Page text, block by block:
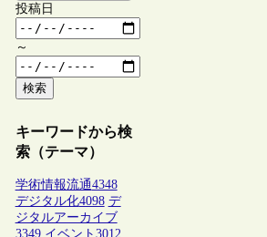
投稿日
～
検索
キーワードから検
索（テーマ）
学術情報流通4348
デジタル化4098 デ
ジタルアーカイブ
3349 イベント 3012